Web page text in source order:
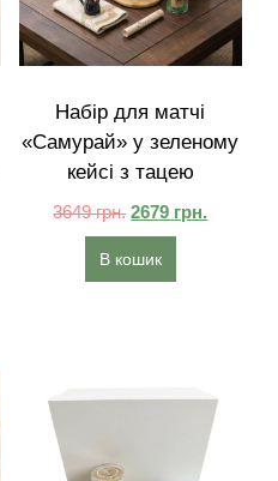
Набір для матчі
«Самурай» у зеленому
кейсі з тацею
3649грн. 2679 грн.
В кошик